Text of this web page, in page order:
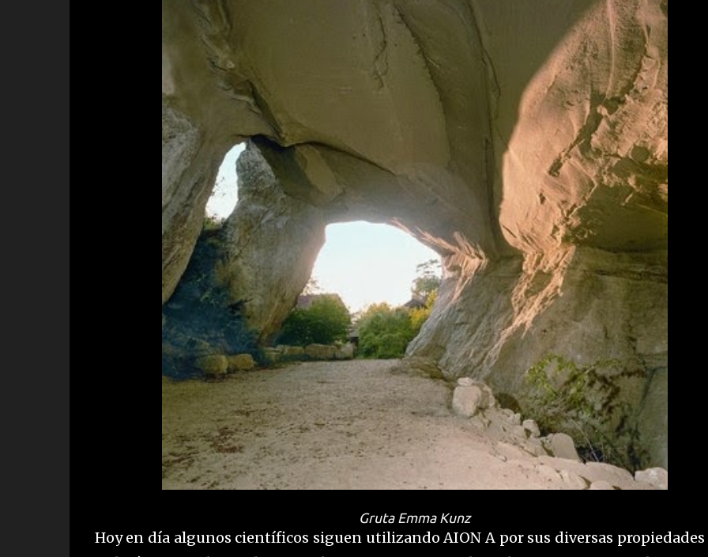
Gruta Emma Kunz
Hoy en día algunos científicos siguen utilizando AION A por sus diversas propiedades